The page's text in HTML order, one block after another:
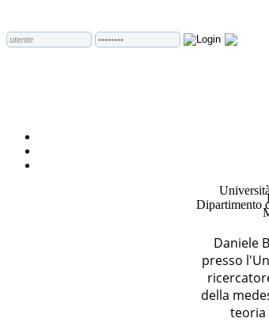
Dipartimento
Daniele
presso
della
teoria